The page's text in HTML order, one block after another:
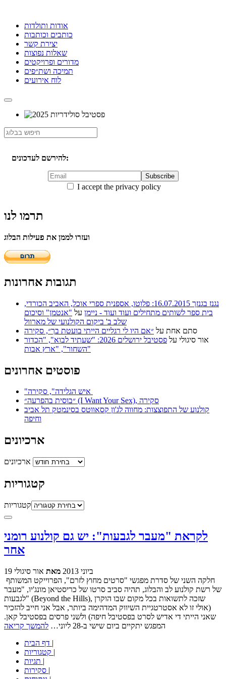
אודות ותולדות
כותבים וכותבות
יצירת קשר
שאלות נפוצות
מדורים ופרויקטים
תמיכה ושת״פים
לוח אירועים
להירשם לעדכונים:
I accept the privacy policy
תרמו לנו
ועזרו לממן את פעילות הבלוג
תגובות אחרונות
נגנז בגנזך 16.07.2015: פלוטו, אספנית ספרי אוכל, האביב הכורדי,
בית ספר לשותים מתחילים ועוד ועוד - ניימן על "אנטמן" וסיכום
שלב ב' ביקום הקולנועי של מארוול
סתם אחת על ״אם היו לי רגליים הייתי בועטת בך״, סקירה
אור סיגולי על
פסטיבל ירושלים 2026: "שעתיד לבוא", "הכדור
השחור", "ארץ אבות"
פוסטים אחרונים
״בוסית בהפרעה״ (I Want Your Sex), סקירה
קולנוע של התפוצצות: מחווה לג'ון קסאווטס בסינמטק תל אביב
וחיפה
ארכיונים
ארכיונים
קטגוריות
קטגוריות
לקראת "מעבר לגבעות": יש גם קולנוע רומני
אחר
19 ביוני 2013 מאת אור סיגולי
של רשת קולנוע לב והבלוג, תהיה סביב סרטו של כריסטיאן מונג'יו, "מעבר
לגבעות" (Beyond the Hills), שזכה לתשואות בכל מקום שבו הוקרן
(אולי זו לא אסטרטגיית השיווק המדהימה ביותר, אבל אני חייב להזכיר
שאני הייתי די אדיש לסרט בפסטיבל חיפה) ולשני פרסים בפסטיבל קאן.
המפגש יתקיים ביום שישי ב-28 ליוני…
להמשך קריאה
|
|
|
|